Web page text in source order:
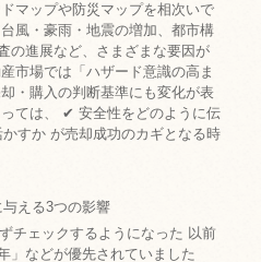
マップや防災マップを相次いで
風・豪雨・地震の増加、都市構
の進展など、さまざまな要因が
市場では「ハザード意識の高ま
・購入の判断基準にも変化が表
ては、 ✔ 安全性をどのように伝
すか が売却成功のカギとなる時
える3つの影響
ずチェックするようになった 以前
」などが優先されていました